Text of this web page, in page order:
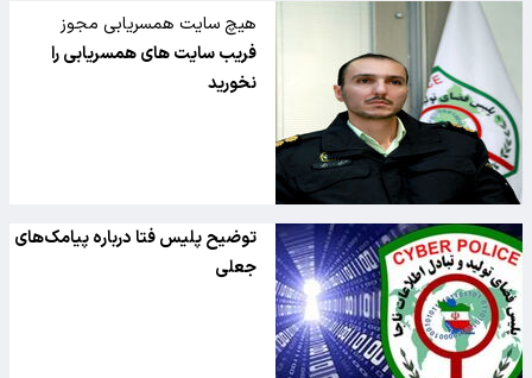
هیچ سایت همسریابی مجوز
فعالیت ندارد
فریب سایت های همسریابی را
نخورید
توضیح پلیس فتا درباره پیامک‌های
جعلی